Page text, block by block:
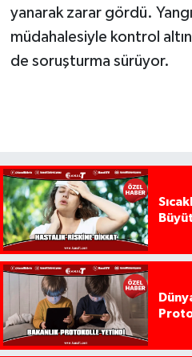
yanarak zarar gördü.
müdahalesiyle kontrol
de soruşturma sürüyor.